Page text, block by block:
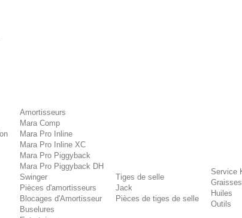
Amortisseurs
Mara Comp
Mara Pro Inline
Mara Pro Inline XC
Mara Pro Piggyback
Mara Pro Piggyback DH
Swinger
Pièces d'amortisseurs
Blocages d'Amortisseur
Buselures
Tiges de selle
Jack
Pièces de tiges de selle
Service
Graisses
Huiles
Outils